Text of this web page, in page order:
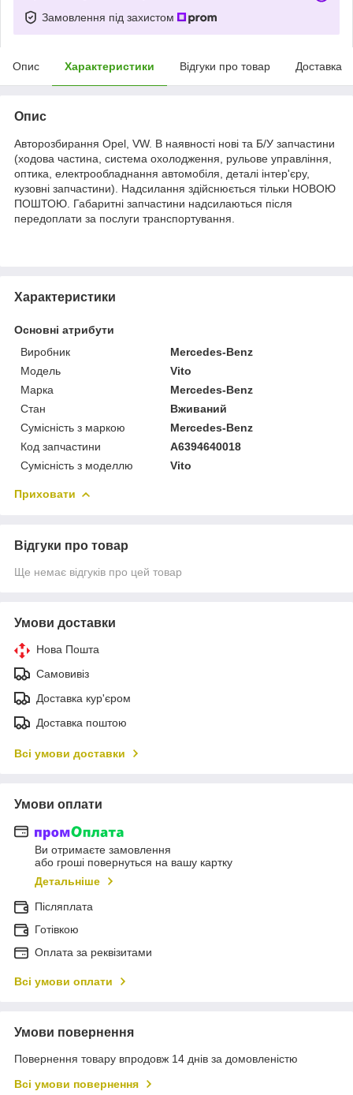
Замовлення під захистом
Опис Характеристики Відгуки про товар Доставка
Опис
Авторозбирання Opel, VW. В наявності нові та Б/У запчастини
(ходова частина, система охолодження, рульове управління,
оптика, електрообладнання автомобіля, деталі інтер'єру,
кузовні запчастини). Надсилання здійснюється тільки НОВОЮ
ПОШТОЮ. Габаритні запчастини надсилаються після
передоплати за послуги транспортування.
Характеристики
Основні атрибути
Виробник
Mercedes-Benz
Модель
Vito
Марка
Mercedes-Benz
Стан
Вживаний
Сумісність з маркою
Mercedes-Benz
Код запчастини
A6394640018
Сумісність з моделлю
Vito
Приховати
Відгуки про товар
Ще немає відгуків про цей товар
Умови доставки
Нова Пошта
Самовивіз
Доставка кур'єром
Доставка поштою
Всі умови доставки
Умови оплати
Ви отримаєте замовлення
або гроші повернуться на вашу картку
Детальніше
Післяплата
Готівкою
Оплата за реквізитами
Всі умови оплати
Умови повернення
Повернення товару впродовж 14 днів за домовленістю
Всі умови повернення